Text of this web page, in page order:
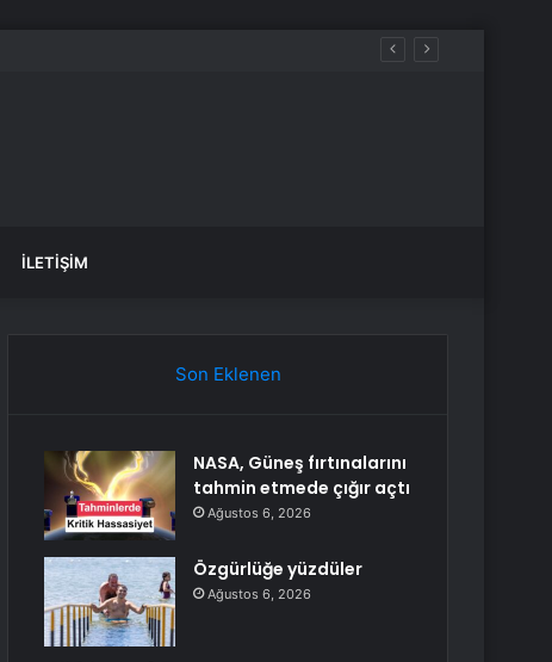
İLETIŞIM
Son Eklenen
NASA, Güneş fırtınalarını
tahmin etmede çığır açtı
Ağustos 6, 2026
Özgürlüğe yüzdüler
Ağustos 6, 2026